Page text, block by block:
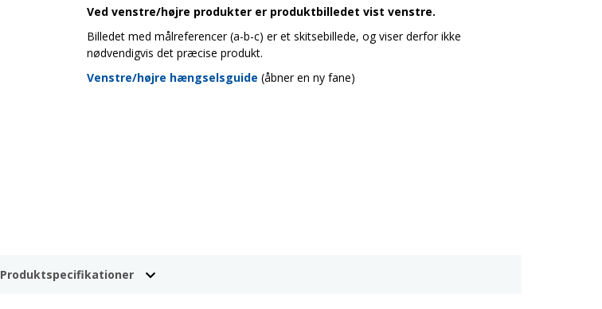
Ved venstre/højre produkter er produktbilledet vist venstre.
Billedet med målreferencer (a-b-c) er et skitsebillede, og viser derfor ikke
nødvendigvis det præcise produkt.
Venstre/højre hængselsguide (åbner en ny fane)
Produktspecifikationer